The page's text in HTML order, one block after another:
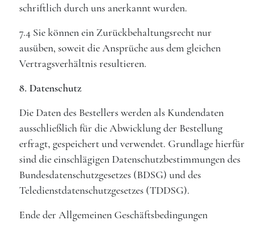
schriftlich durch uns anerkannt wurden.
7.4 Sie können ein Zurückbehaltungsrecht nur
ausüben, soweit die Ansprüche aus dem gleichen
Vertragsverhältnis resultieren.
8. Datenschutz
Die Daten des Bestellers werden als Kundendaten
ausschließlich für die Abwicklung der Bestellung
erfragt, gespeichert und verwendet. Grundlage hierfür
sind die einschlägigen Datenschutzbestimmungen des
Bundesdatenschutzgesetzes (BDSG) und des
Teledienstdatenschutzgesetzes (TDDSG).
Ende der Allgemeinen Geschäftsbedingungen